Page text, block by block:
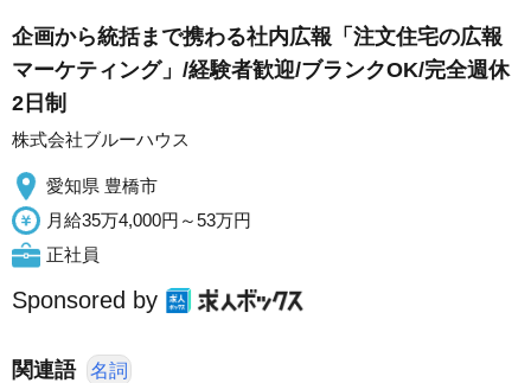
企画から統括まで携わる社内広報「注文住宅の広報
マーケティング」/経験者歓迎/ブランクOK/完全週休
2日制
株式会社ブルーハウス
愛知県 豊橋市
月給35万4,000円～53万円
正社員
Sponsored by
関連語 名詞